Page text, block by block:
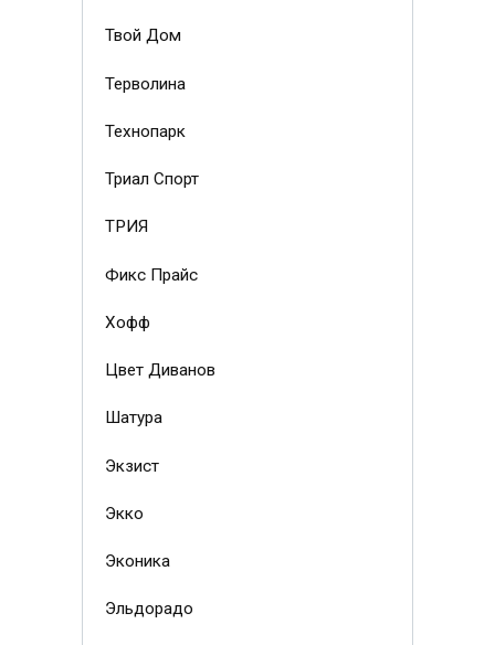
Твой Дом
Терволина
Технопарк
Триал Спорт
ТРИЯ
Фикс Прайс
Хофф
Цвет Диванов
Шатура
Экзист
Экко
Эконика
Эльдорадо